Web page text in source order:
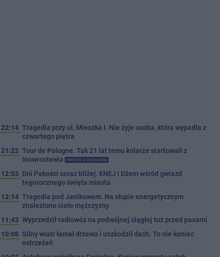
22:14 Tragedia przy ul. Mieszka I. Nie żyje osoba, która wypadła z
czwartego piętra
21:22 Tour de Pologne. Tak 21 lat temu kolarze startowali z
Inowrocławia
PROSTO Z ARCHIWUM
12:53 Dni Pakości coraz bliżej. ENEJ i Dżem wśród gwiazd
tegorocznego święta miasta
12:14 Tragedia pod Janikowem. Na słupie energetycznym
znaleziono ciało mężczyzny
11:43 Wyprzedził radiowóz na podwójnej ciągłej tuż przed pasami
10:08 Silny wiatr łamał drzewa i uszkodził dach. To nie koniec
ostrzeżeń